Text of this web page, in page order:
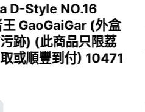
D-Style NO.16
王 GaoGaiGar (外盒
跡) (此商品只限荔
或順豐到付) 10471